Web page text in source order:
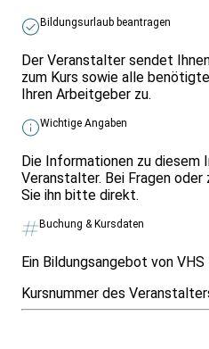
Bildungsurlaub beantragen
Der Veranstalter sendet
zum Kurs sowie alle
Ihren Arbeitgeber zu.
Wichtige Angaben
Die Informationen zu diesem
Veranstalter. Bei Fragen
Sie ihn bitte direkt.
Buchung & Kursdaten
Ein Bildungsangebot von
Kursnummer des